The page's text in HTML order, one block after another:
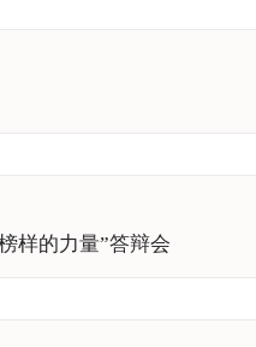
样的力量”答辩会